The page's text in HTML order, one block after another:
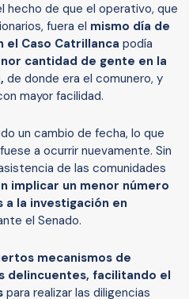
hecho de que el operativo, que
fuera el mismo día de
Caso Catrillanca podía
cantidad de gente en la
de donde era el comunero, y
mayor facilidad.
un cambio de fecha, lo que
a ocurrir nuevamente. Sin
de las comunidades
implicar un menor número
a la investigación en
el Senado.
mecanismos de
delincuentes, facilitando el
para realizar las diligencias